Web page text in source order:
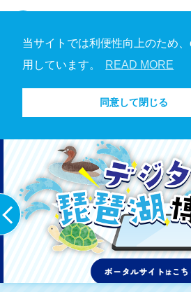
当サイトでは利便性向上のため
用しています。
READ MORE
同意して閉じる
アクセス